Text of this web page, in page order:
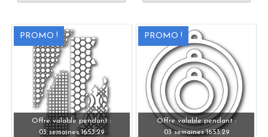
PROMO !
Offre valable pendant :
03 semaines 16:53:28
PROMO !
Offre valable pendant :
03 semaines 16:53:28